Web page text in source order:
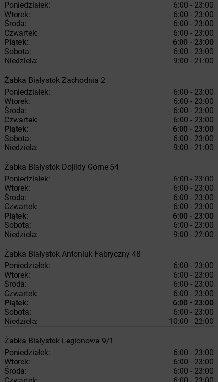
Poniedziałek:
6:00 - 23:00
Wtorek:
6:00 - 23:00
Środa:
6:00 - 23:00
Czwartek:
6:00 - 23:00
Piątek:
6:00 - 23:00
Sobota:
6:00 - 23:00
Niedziela:
9:00 - 21:00
Żabka Białystok Zachodnia 2
Poniedziałek:
6:00 - 23:00
Wtorek:
6:00 - 23:00
Środa:
6:00 - 23:00
Czwartek:
6:00 - 23:00
Piątek:
6:00 - 23:00
Sobota:
6:00 - 23:00
Niedziela:
9:00 - 21:00
Żabka Białystok Dojlidy Górne 54
Poniedziałek:
6:00 - 23:00
Wtorek:
6:00 - 23:00
Środa:
6:00 - 23:00
Czwartek:
6:00 - 23:00
Piątek:
6:00 - 23:00
Sobota:
6:00 - 23:00
Niedziela:
9:00 - 22:00
Żabka Białystok Antoniuk Fabryczny 48
Poniedziałek:
6:00 - 23:00
Wtorek:
6:00 - 23:00
Środa:
6:00 - 23:00
Czwartek:
6:00 - 23:00
Piątek:
6:00 - 23:00
Sobota:
6:00 - 23:00
Niedziela:
10:00 - 22:00
Żabka Białystok Legionowa 9/1
Poniedziałek:
6:00 - 23:00
Wtorek:
6:00 - 23:00
Środa:
6:00 - 23:00